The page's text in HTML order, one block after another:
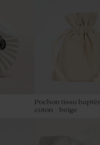
Pochon tissu
coton - beige